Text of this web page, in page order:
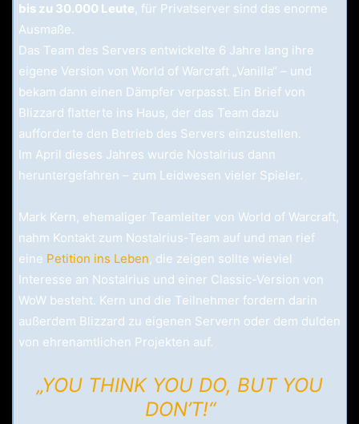
bis zu 30.000 Leute, für Privatserver sind das enorme
Ausmaße.
Das Team des Servers entwickelte 6 Jahre lang ihre
eigene Version von World of Warcraft „Vanilla“ – und
bekam dann einen Dämpfer verpasst. Ein Brief von
Blizzard flatterte ins Haus, der das Team dazu
aufforderte den Betrieb des Servers einzustellen.
Im April dieses Jahres wurde Nostalrius dann
heruntergefahren – zum Leidwesen vieler Spieler.
Mark Kern, ehemaliger Teamleiter von World of Warcraft,
nahm Kontakt zum Nostalrius-Team auf und man rief
eine Petition ins Leben, die zeigen sollte wieviel
Interesse an Nostalrius und einer Classic-Version von
WoW besteht. Kern und die Teilnehmer fordern darin
außerdem Blizzard zu eigenen Servern oder dem dulden
von ehrenamtlichen Projekten auf.
„YOU THINK YOU DO, BUT YOU
DON’T!“